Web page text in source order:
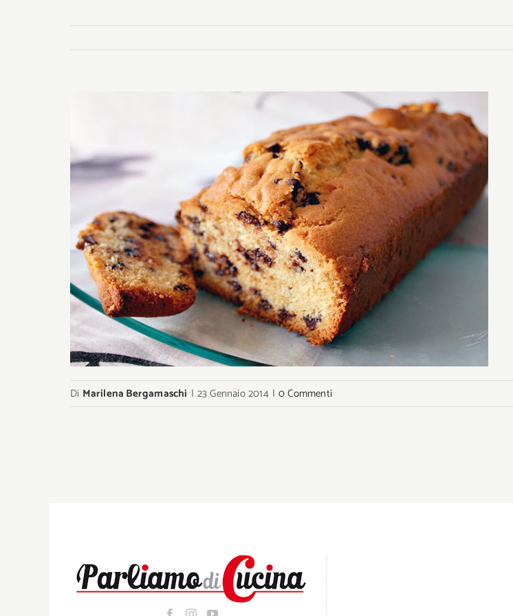
Di Marilena Bergamaschi | 23 Gennaio 2014 | 0 Commenti